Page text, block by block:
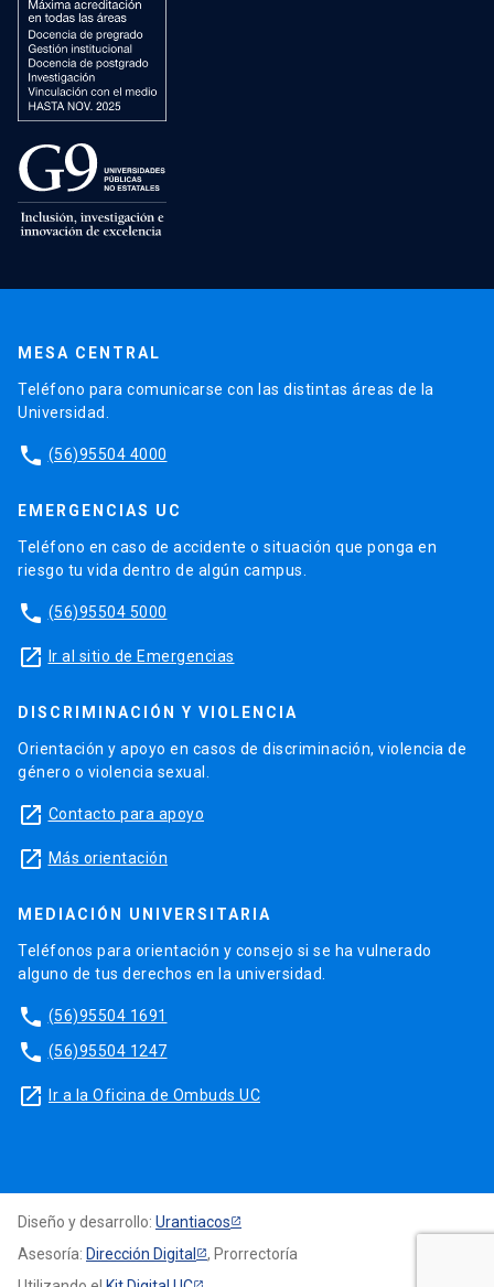
MESA CENTRAL
Teléfono para comunicarse con las distintas áreas de la
Universidad.
phone (56)95504 4000
EMERGENCIAS UC
Teléfono en caso de accidente o situación que ponga en
riesgo tu vida dentro de algún campus.
phone (56)95504 5000
launch Ir al sitio de Emergencias
DISCRIMINACIÓN Y VIOLENCIA
Orientación y apoyo en casos de discriminación, violencia de
género o violencia sexual.
launch Contacto para apoyo
launch Más orientación
MEDIACIÓN UNIVERSITARIA
Teléfonos para orientación y consejo si se ha vulnerado
alguno de tus derechos en la universidad.
phone (56)95504 1691
phone (56)95504 1247
launch Ir a la Oficina de Ombuds UC
Diseño y desarrollo: Urantiacos
Asesoría: Dirección Digital
, Prorrectoría